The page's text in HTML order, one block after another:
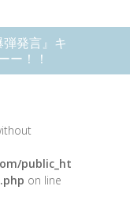
弾発言』キ
ー！！
public_ht
on line